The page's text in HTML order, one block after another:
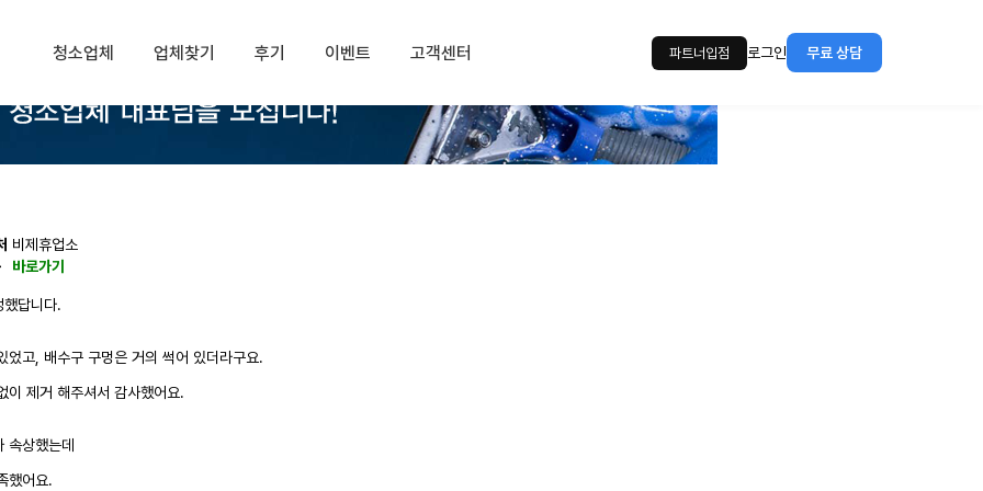
청소업체 업체찾기 후기 이벤트 고객센터 파트너입점 로그인 무료 상담
비제휴업소
바로가기
답니다.
었고, 배수구 구멍은 거의 썩어 있더라구요.
이 제거 해주셔서 감사했어요.
상했는데
했어요.